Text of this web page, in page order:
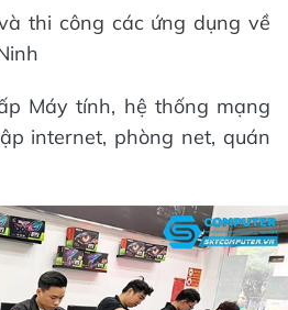
thi công các ứng dụng về
Máy tính, hệ thống mạng
internet, phòng net, quán